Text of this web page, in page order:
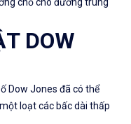
DOW
Dow Jones đã có thể
loạt các bấc dài thấp